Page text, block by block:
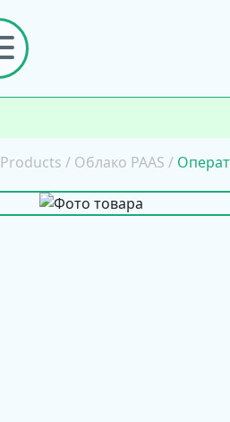
Products / Облако PAAS /